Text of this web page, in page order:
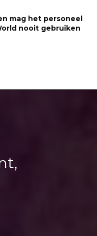
mag het personeel
nooit gebruiken